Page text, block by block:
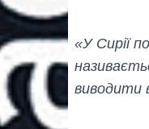
«У Сирії
виводити